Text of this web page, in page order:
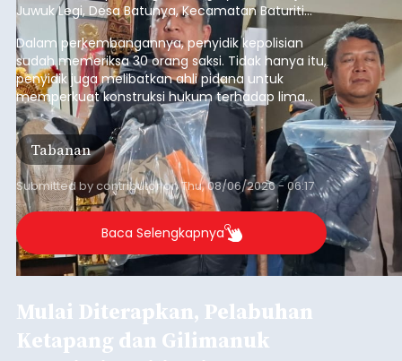
Juwuk Legi, Desa Batunya, Kecamatan Baturiti
yang terjadi beberapa waktu lalu.
Dalam perkembangannya, penyidik kepolisian
sudah memeriksa 30 orang saksi. Tidak hanya itu,
penyidik juga melibatkan ahli pidana untuk
memperkuat konstruksi hukum terhadap lima
orang tersangka yang saat ini ditahan.
Tabanan
Submitted bycontributoronThu, 08/06/2026 - 06:17
Baca Selengkapnya
Mulai Diterapkan, Pelabuhan
Ketapang dan Gilimanuk